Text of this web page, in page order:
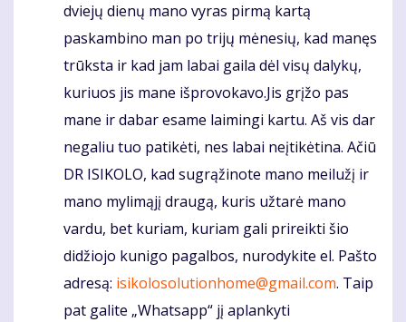
dviejų dienų mano vyras pirmą kartą
paskambino man po trijų mėnesių, kad manęs
trūksta ir kad jam labai gaila dėl visų dalykų,
kuriuos jis mane išprovokavo.Jis grįžo pas
mane ir dabar esame laimingi kartu. Aš vis dar
negaliu tuo patikėti, nes labai neįtikėtina. Ačiū
DR ISIKOLO, kad sugrąžinote mano meilužį ir
mano mylimąjį draugą, kuris užtarė mano
vardu, bet kuriam, kuriam gali prireikti šio
didžiojo kunigo pagalbos, nurodykite el. Pašto
adresą: isikolosolutionhome@gmail.com. Taip
pat galite „Whatsapp“ jį aplankyti